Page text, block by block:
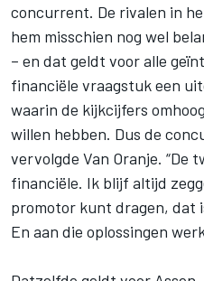
concurrent. De rivalen in
hem misschien nog wel
– en dat geldt voor alle
financiële vraagstuk een
waarin de kijkcijfers
willen hebben. Dus de
vervolgde Van Oranje. “De
financiële. Ik blijf altijd
promotor kunt dragen, dat
En aan die oplossingen